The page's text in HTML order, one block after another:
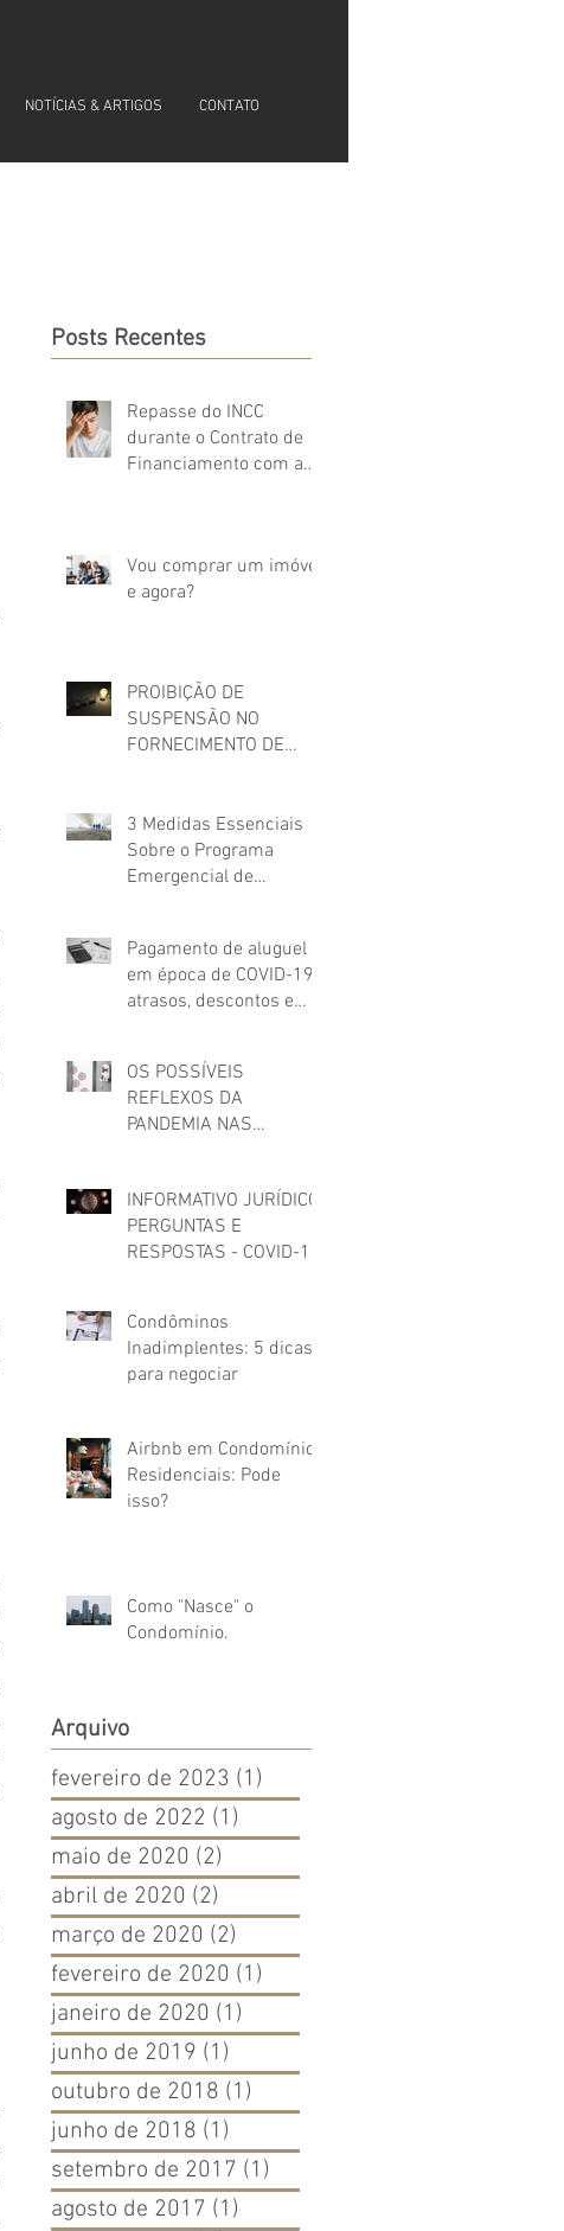
NOTÍCIAS & ARTIGOS CONTATO
Posts Recentes
Repasse do INCC
durante o Contrato de
Financiamento com a
Vou comprar um imóvel,
e agora?
PROIBIÇÃO DE
SUSPENSÃO NO
FORNECIMENTO DE
3 Medidas Essenciais
Sobre o Programa
Emergencial de
nº936/2020.
Pagamento de aluguel
em época de COVID-19:
atrasos, descontos e
OS POSSÍVEIS
REFLEXOS DA
PANDEMIA NAS
INFORMATIVO JURÍDICO
PERGUNTAS E
RESPOSTAS - COVID-19
Condôminos
Inadimplentes: 5 dicas
para negociar
Airbnb em Condomínios
Residenciais: Pode
isso?
Como "Nasce" o
Condomínio.
Arquivo
fevereiro de 2023 (1)
agosto de 2022 (1)
maio de 2020 (2)
abril de 2020 (2)
março de 2020 (2)
fevereiro de 2020 (1)
janeiro de 2020 (1)
junho de 2019 (1)
outubro de 2018 (1)
junho de 2018 (1)
setembro de 2017 (1)
agosto de 2017 (1)